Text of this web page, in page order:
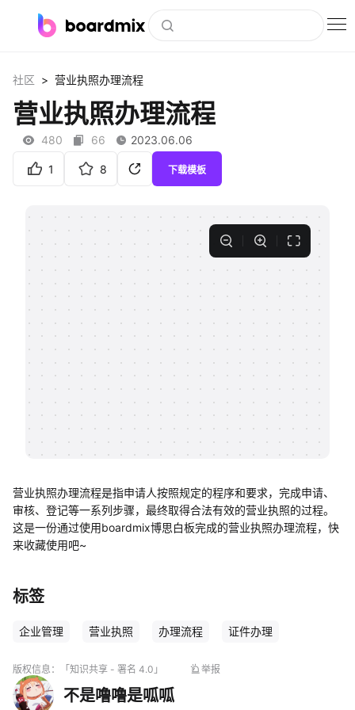
社区资源
下载
会员
客户案例
支持
知识分享社区
社区 > 营业执照办理流程
营业执照办理流程
480 66 2023.06.06
1 8 下载模板
营业执照办理流程是指申请人按照规定的程序和要求，完成申请、
审核、登记等一系列步骤，最终取得合法有效的营业执照的过程。
这是一份通过使用boardmix博思白板完成的营业执照办理流程，快
来收藏使用吧~
标签
企业管理 营业执照 办理流程 证件办理
版权信息： 「知识共享 - 署名 4.0」 举报
不是噜噜是呱呱